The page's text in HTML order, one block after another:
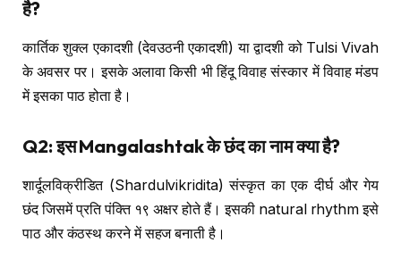
है?
कार्तिक शुक्ल एकादशी (देवउठनी एकादशी) या द्वादशी को Tulsi Vivah
के अवसर पर। इसके अलावा किसी भी हिंदू विवाह संस्कार में विवाह मंडप
में इसका पाठ होता है।
Q2: इस Mangalashtak के छंद का नाम क्या है?
शार्दूलविक्रीडित (Shardulvikridita) संस्कृत का एक दीर्घ और गेय
छंद जिसमें प्रति पंक्ति १९ अक्षर होते हैं। इसकी natural rhythm इसे
पाठ और कंठस्थ करने में सहज बनाती है।